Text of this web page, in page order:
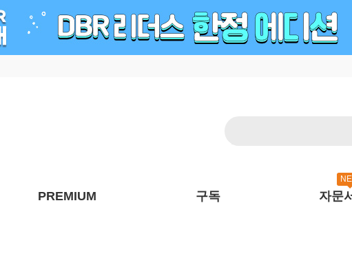
PREMIUM 구독 자문